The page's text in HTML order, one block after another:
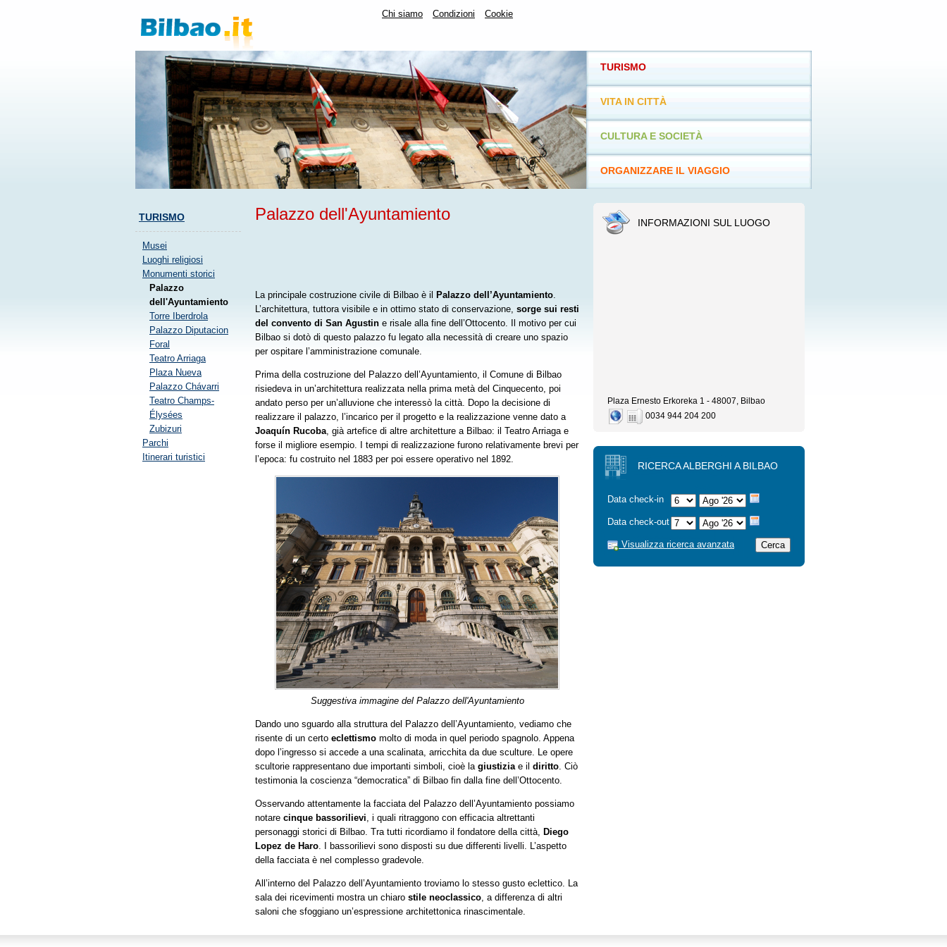
Chi siamo Condizioni Cookie
TURISMO
Musei
Luoghi religiosi
Monumenti storici
Palazzo
dell'Ayuntamiento
Torre Iberdrola
Palazzo Diputacion
Foral
Teatro Arriaga
Plaza Nueva
Palazzo Chávarri
Teatro Champs-
Élysées
Zubizuri
Parchi
Itinerari turistici
Palazzo dell'Ayuntamiento
La principale costruzione civile di Bilbao è il Palazzo dell’Ayuntamiento.
L’architettura, tuttora visibile e in ottimo stato di conservazione, sorge sui resti
del convento di San Agustin e risale alla fine dell’Ottocento. Il motivo per cui
Bilbao si dotò di questo palazzo fu legato alla necessità di creare uno spazio
per ospitare l’amministrazione comunale.
Prima della costruzione del Palazzo dell’Ayuntamiento, il Comune di Bilbao
risiedeva in un’architettura realizzata nella prima metà del Cinquecento, poi
andato perso per un’alluvione che interessò la città. Dopo la decisione di
realizzare il palazzo, l’incarico per il progetto e la realizzazione venne dato a
Joaquín Rucoba, già artefice di altre architetture a Bilbao: il Teatro Arriaga e
forse il migliore esempio. I tempi di realizzazione furono relativamente brevi per
l’epoca: fu costruito nel 1883 per poi essere operativo nel 1892.
Suggestiva immagine del Palazzo dell'Ayuntamiento
Dando uno sguardo alla struttura del Palazzo dell’Ayuntamiento, vediamo che
risente di un certo eclettismo molto di moda in quel periodo spagnolo. Appena
dopo l’ingresso si accede a una scalinata, arricchita da due sculture. Le opere
scultorie rappresentano due importanti simboli, cioè la giustiziae il diritto. Ciò
testimonia la coscienza “democratica” di Bilbao fin dalla fine dell’Ottocento.
Osservando attentamente la facciata del Palazzo dell’Ayuntamiento possiamo
notare cinque bassorilievi, i quali ritraggono con efficacia altrettanti
personaggi storici di Bilbao. Tra tutti ricordiamo il fondatore della città, Diego
Lopez de Haro. I bassorilievi sono disposti su due differenti livelli. L’aspetto
della facciata è nel complesso gradevole.
All’interno del Palazzo dell’Ayuntamiento troviamo lo stesso gusto eclettico. La
sala dei ricevimenti mostra un chiaro stile neoclassico, a differenza di altri
saloni che sfoggiano un’espressione architettonica rinascimentale.
TURISMO
VITA IN CITTÀ
CULTURA E SOCIETÀ
ORGANIZZARE IL VIAGGIO
INFORMAZIONI SUL LUOGO
Plaza Ernesto Erkoreka 1 - 48007, Bilbao
0034 944 204 200
RICERCA ALBERGHI A BILBAO
Data check-in
Data check-out
Visualizza ricerca avanzata Cerca